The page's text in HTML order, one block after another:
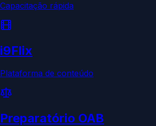
Capacitação rápida
i9Flix
Plataforma de conteúdo
Preparatório OAB